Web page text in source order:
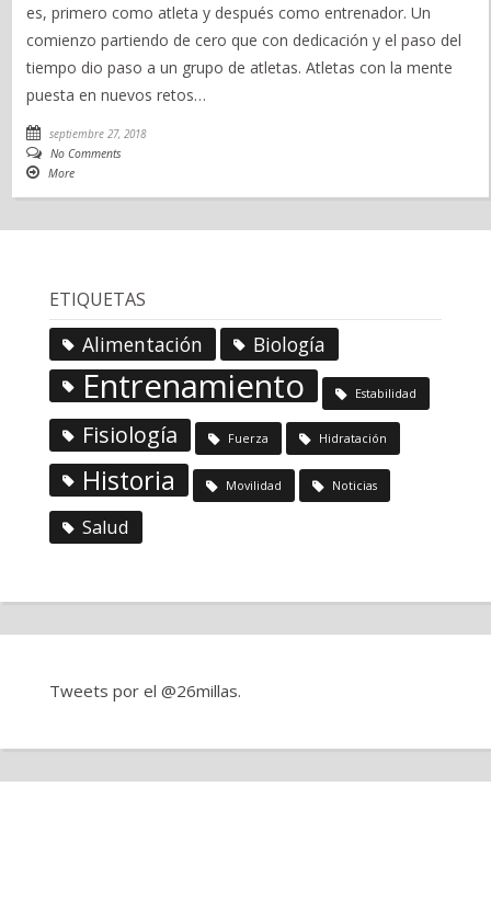
es, primero como atleta y después como entrenador. Un
comienzo partiendo de cero que con dedicación y el paso del
tiempo dio paso a un grupo de atletas. Atletas con la mente
puesta en nuevos retos…
septiembre 27, 2018
No Comments
More
ETIQUETAS
Alimentación Biología
Entrenamiento Estabilidad
Fisiología Fuerza Hidratación
Historia Movilidad Noticias
Salud
Tweets por el @26millas.